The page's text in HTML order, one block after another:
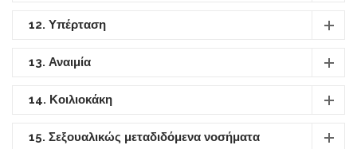
12. Υπέρταση
13. Αναιμία
14. Κοιλιοκάκη
15. Σεξουαλικώς μεταδιδόμενα νοσήματα